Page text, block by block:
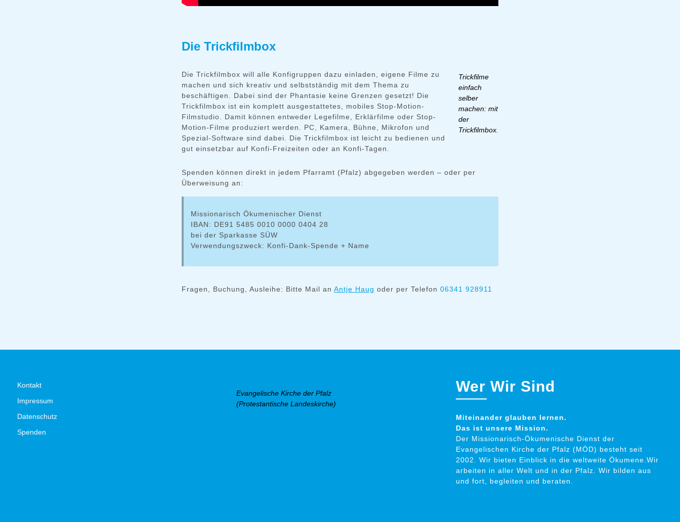
Die Trickfilmbox
Trickfilme
einfach
selber
machen: mit
der
Trickfilmbox.
Die Trickfilmbox will alle Konfigruppen dazu einladen, eigene Filme zu
machen und sich kreativ und selbstständig mit dem Thema zu
beschäftigen. Dabei sind der Phantasie keine Grenzen gesetzt! Die
Trickfilmbox ist ein komplett ausgestattetes, mobiles Stop-Motion-
Filmstudio. Damit können entweder Legefilme, Erklärfilme oder Stop-
Motion-Filme produziert werden. PC, Kamera, Bühne, Mikrofon und
Spezial-Software sind dabei. Die Trickfilmbox ist leicht zu bedienen und
gut einsetzbar auf Konfi-Freizeiten oder an Konfi-Tagen.
Spenden können direkt in jedem Pfarramt (Pfalz) abgegeben werden – oder per
Überweisung an:
Missionarisch Ökumenischer Dienst
IBAN: DE91 5485 0010 0000 0404 28
bei der Sparkasse SÜW
Verwendungszweck: Konfi-Dank-Spende + Name
Fragen, Buchung, Ausleihe: Bitte Mail an Antje Haug oder per Telefon 06341 928911
Kontakt
Impressum
Datenschutz
Spenden
Evangelische Kirche der Pfalz
(Protestantische Landeskirche)
Wer Wir Sind
Miteinander glauben lernen.
Das ist unsere Mission.
Der Missionarisch-Ökumenische Dienst der
Evangelischen Kirche der Pfalz (MÖD) besteht seit
2002. Wir bieten Einblick in die weltweite Ökumene.Wir
arbeiten in aller Welt und in der Pfalz. Wir bilden aus
und fort, begleiten und beraten.